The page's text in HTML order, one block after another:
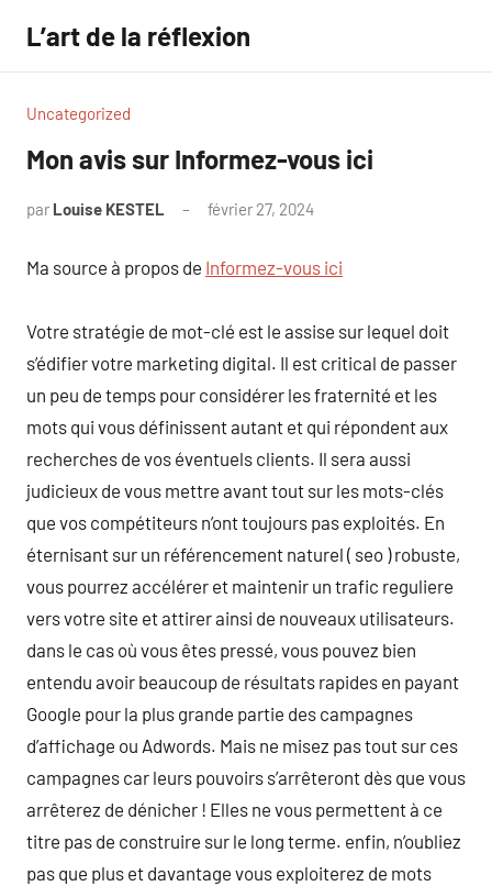
contenu
L’art de la réflexion
Uncategorized
Mon avis sur Informez-vous ici
par Louise KESTEL février 27, 2024
Ma source à propos de Informez-vous ici
Votre stratégie de mot-clé est le assise sur lequel doit
s’édifier votre marketing digital. Il est critical de passer
un peu de temps pour considérer les fraternité et les
mots qui vous définissent autant et qui répondent aux
recherches de vos éventuels clients. Il sera aussi
judicieux de vous mettre avant tout sur les mots-clés
que vos compétiteurs n’ont toujours pas exploités. En
éternisant sur un référencement naturel ( seo ) robuste,
vous pourrez accélérer et maintenir un trafic reguliere
vers votre site et attirer ainsi de nouveaux utilisateurs.
dans le cas où vous êtes pressé, vous pouvez bien
entendu avoir beaucoup de résultats rapides en payant
Google pour la plus grande partie des campagnes
d’affichage ou Adwords. Mais ne misez pas tout sur ces
campagnes car leurs pouvoirs s’arrêteront dès que vous
arrêterez de dénicher ! Elles ne vous permettent à ce
titre pas de construire sur le long terme. enfin, n’oubliez
pas que plus et davantage vous exploiterez de mots